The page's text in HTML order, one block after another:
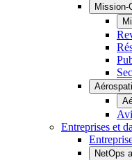
Mission-
Entreprises et
NetOps